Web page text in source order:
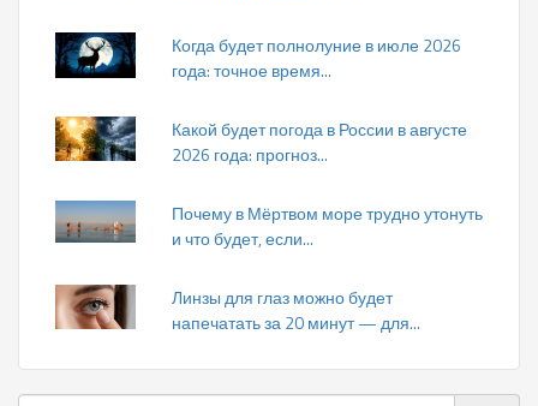
Когда будет полнолуние в июле 2026
года: точное время...
Какой будет погода в России в августе
2026 года: прогноз...
Почему в Мёртвом море трудно утонуть
и что будет, если...
Линзы для глаз можно будет
напечатать за 20 минут — для...